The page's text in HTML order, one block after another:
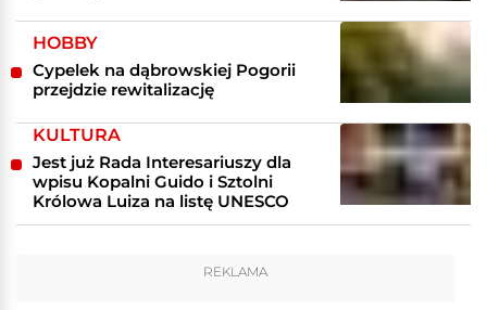
HOBBY
Cypelek na dąbrowskiej Pogorii
przejdzie rewitalizację
KULTURA
Jest już Rada Interesariuszy dla
wpisu Kopalni Guido i Sztolni
Królowa Luiza na listę UNESCO
REKLAMA